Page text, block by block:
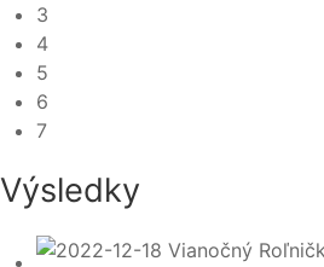
3
4
5
6
7
Výsledky